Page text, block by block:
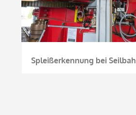
Spleißerkennung bei